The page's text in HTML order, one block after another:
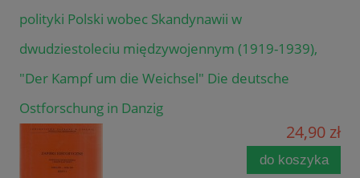
polityki Polski wobec Skandynawii w
dwudziestoleciu międzywojennym (1919-1939),
"Der Kampf um die Weichsel" Die deutsche
Ostforschung in Danzig
24,90 zł
do koszyka